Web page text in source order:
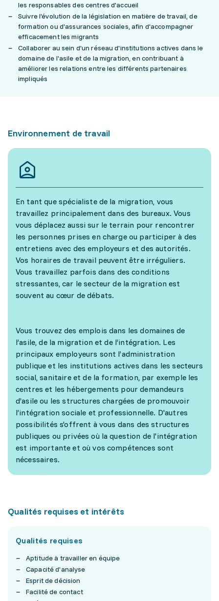
les responsables des centres d'accueil
Suivre l'évolution de la législation en matière de travail, de
formation ou d'assurances sociales, afin d'accompagner
efficacement les migrants
Collaborer au sein d'un réseau d'institutions actives dans le
domaine de l'asile et de la migration, en contribuant à
améliorer les relations entre les différents partenaires
impliqués
Environnement de travail
En tant que spécialiste de la migration, vous
travaillez principalement dans des bureaux. Vous
vous déplacez aussi sur le terrain pour rencontrer
les personnes prises en charge ou participer à des
entretiens avec des employeurs et des autorités.
Vos horaires de travail peuvent être irréguliers.
Vous travaillez parfois dans des conditions
stressantes, car le secteur de la migration est
souvent au cœur de débats.
Vous trouvez des emplois dans les domaines de
l’asile, de la migration et de l’intégration. Les
principaux employeurs sont l’administration
publique et les institutions actives dans les secteurs
social, sanitaire et de la formation, par exemple les
centres et les hébergements pour demandeurs
d’asile ou les structures chargées de promouvoir
l’intégration sociale et professionnelle. D'autres
possibilités s'offrent à vous dans des structures
publiques ou privées où la question de l'intégration
est importante et où vos compétences sont
nécessaires.
Qualités requises et intérêts
Qualités requises
Aptitude à travailler en équipe
Capacité d'analyse
Esprit de décision
Facilité de contact